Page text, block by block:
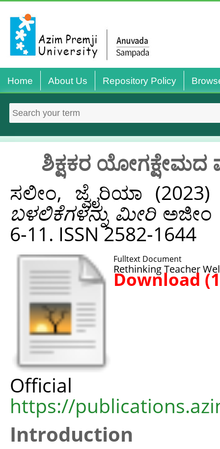
Home About Us Repository Policy
ಶಿಕ್ಷಕರ ಯೋಗಕ್ಷೇಮದ
ಸಲೀಂ, ಜ್ವೈರಿಯಾ
ಬಳಲಿಕೆಗಳನ್ನು ಮೀರಿಅಜೀಂ
6-11. ISSN 2582-1644
Fulltext Document
Rethinking Teacher
Download
https://
Introduction